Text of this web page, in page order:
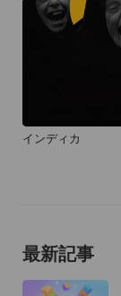
インディカ
最新記事